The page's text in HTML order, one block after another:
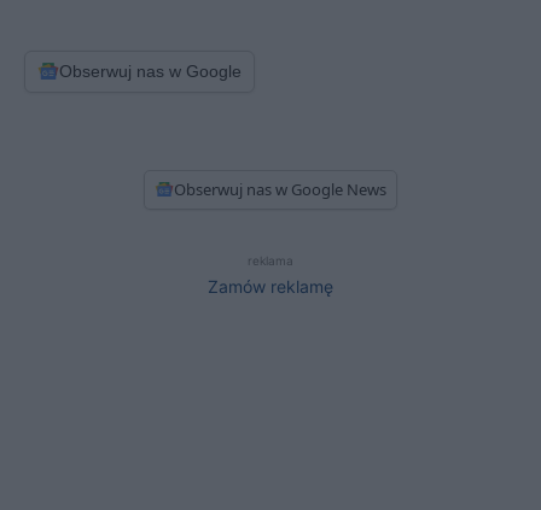
Obserwuj nas w Google
Obserwuj nas w Google News
reklama
Zamów reklamę